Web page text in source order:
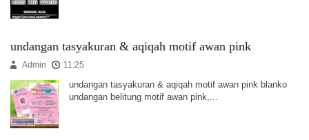
undangan tasyakuran & aqiqah motif awan pink
Admin 11:25
undangan tasyakuran & aqiqah motif awan pink blanko
undangan belitung motif awan pink,...